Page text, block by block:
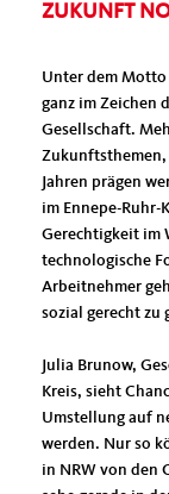
ZUKUNFT
Unter dem Motto
ganz im Zeichen
Gesellschaft.
Zukunftsthemen,
Jahren prägen
im Ennepe-Ruhr-
Gerechtigkeit im
technologische
Arbeitnehmer
sozial gerecht zu
Julia Brunow,
Kreis, sieht
Umstellung auf
werden. Nur so
in NRW von den